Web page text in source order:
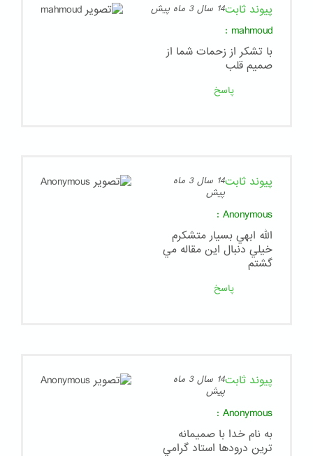
پیوند ثابت14 سال 3 ماه پیش
mahmoud
:
با تشکر از زحمات شما از
صمیم قلب
پاسخ
پیوند ثابت
14 سال 3 ماه
پیش
Anonymous
:
الله ابهي بسيار متشكرم
خيلي دنبال اين مقاله مي
گشتم
پاسخ
پیوند ثابت
14 سال 3 ماه
پیش
Anonymous
:
به نام خدا با صميمانه
ترين درودها استاد گرامي